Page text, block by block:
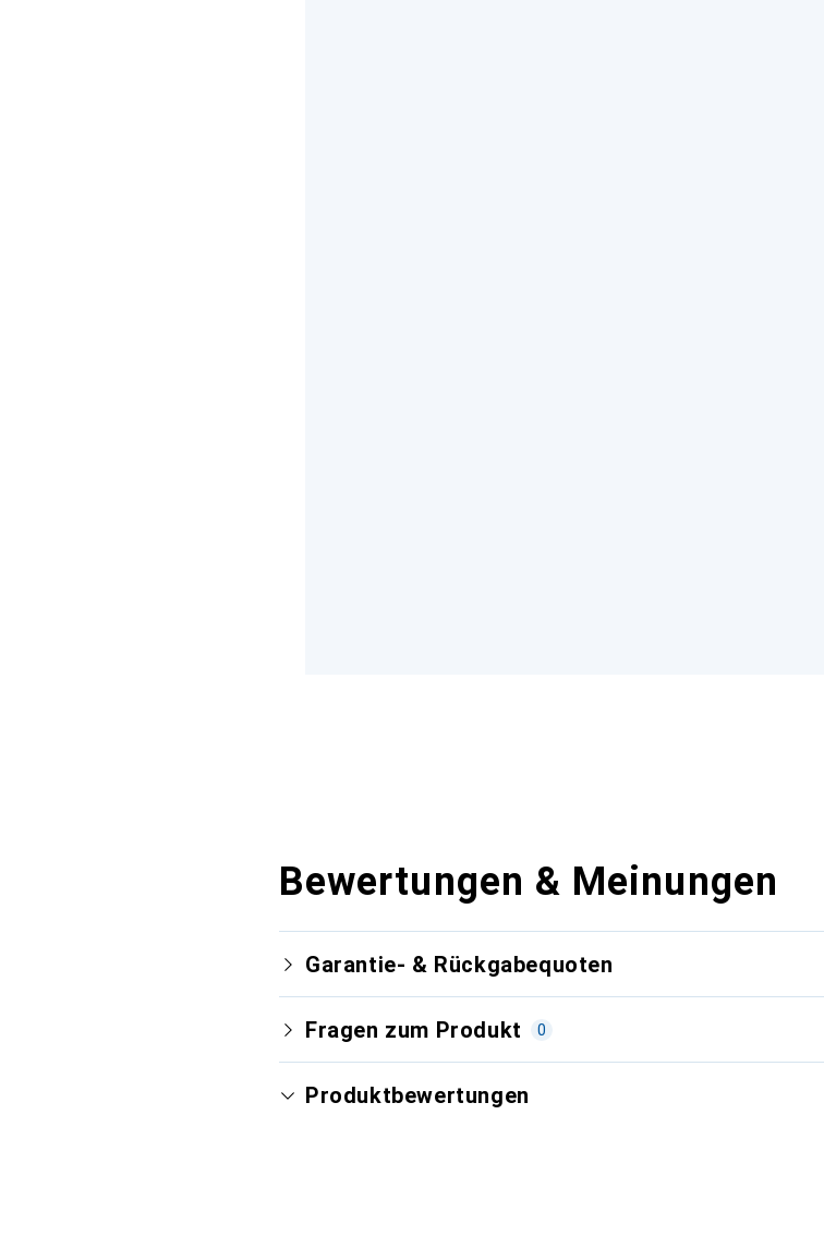
Bewertungen & Meinungen
Garantie- & Rückgabequoten
Fragen zum Produkt 0
Produktbewertungen